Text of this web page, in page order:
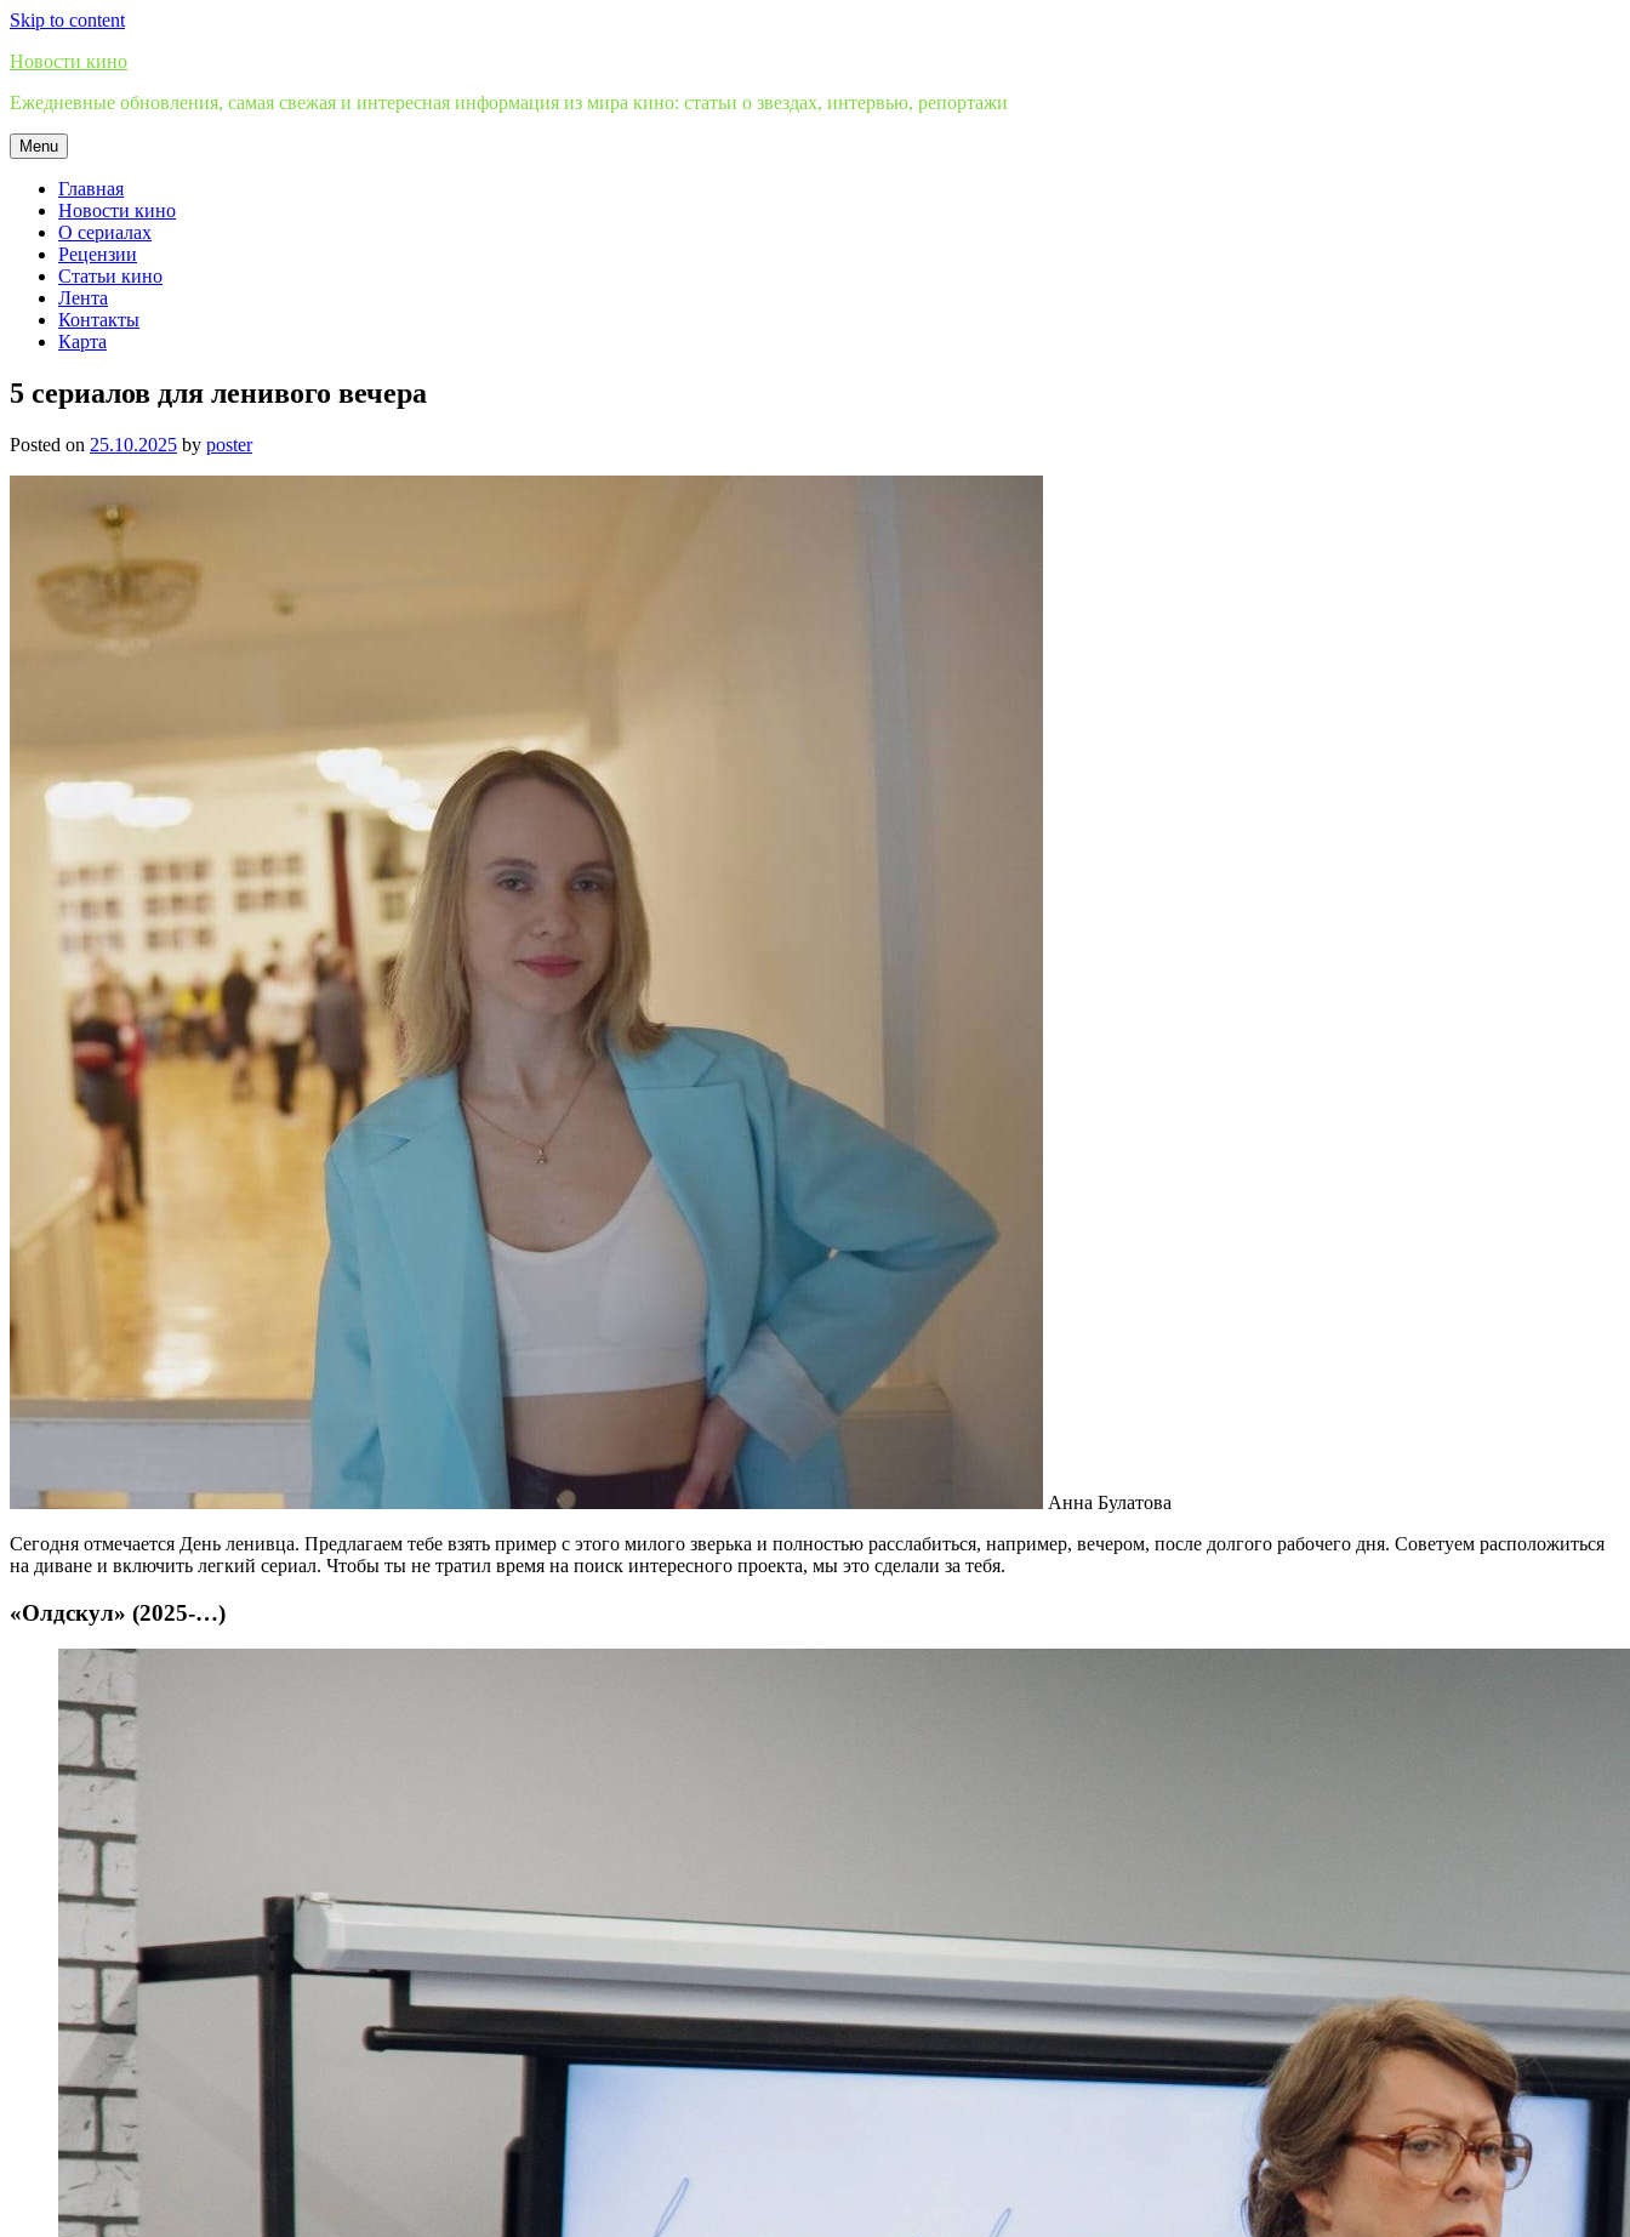
Skip to content
Новости кино
Ежедневные обновления, самая свежая и интересная информация из мира кино: статьи о звездах, интервью, репортажи
Menu
Главная
Новости кино
О сериалах
Рецензии
Статьи кино
Лента
Контакты
Карта
5 сериалов для ленивого вечера
Posted on 25.10.2025 by poster
Анна Булатова
Сегодня отмечается День ленивца. Предлагаем тебе взять пример с этого милого зверька и полностью расслабиться, например, вечером, после долгого рабочего дня. Советуем расположиться
на диване и включить легкий сериал. Чтобы ты не тратил время на поиск интересного проекта, мы это сделали за тебя.
«Олдскул» (2025-…)